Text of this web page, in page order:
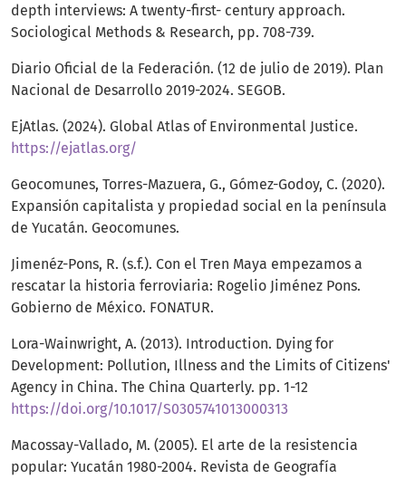
depth interviews: A twenty-first- century approach.
Sociological Methods & Research, pp. 708-739.
Diario Oficial de la Federación. (12 de julio de 2019). Plan
Nacional de Desarrollo 2019-2024. SEGOB.
EjAtlas. (2024). Global Atlas of Environmental Justice.
https://ejatlas.org/
Geocomunes, Torres-Mazuera, G., Gómez-Godoy, C. (2020).
Expansión capitalista y propiedad social en la península
de Yucatán. Geocomunes.
Jimenéz-Pons, R. (s.f.). Con el Tren Maya empezamos a
rescatar la historia ferroviaria: Rogelio Jiménez Pons.
Gobierno de México. FONATUR.
Lora-Wainwright, A. (2013). Introduction. Dying for
Development: Pollution, Illness and the Limits of Citizens'
Agency in China. The China Quarterly. pp. 1-12
https://doi.org/10.1017/S0305741013000313
Macossay-Vallado, M. (2005). El arte de la resistencia
popular: Yucatán 1980-2004. Revista de Geografía